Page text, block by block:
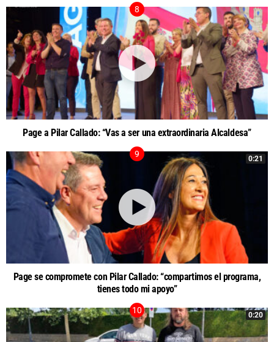
Page a Pilar Callado: “Vas a ser una extraordinaria Alcaldesa”
0:21
Page se compromete con Pilar Callado: “compartimos el programa,
tienes todo mi apoyo”
0:20